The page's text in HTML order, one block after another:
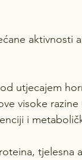
aktivnosti
utjecajem
visoke
i
tjelesna